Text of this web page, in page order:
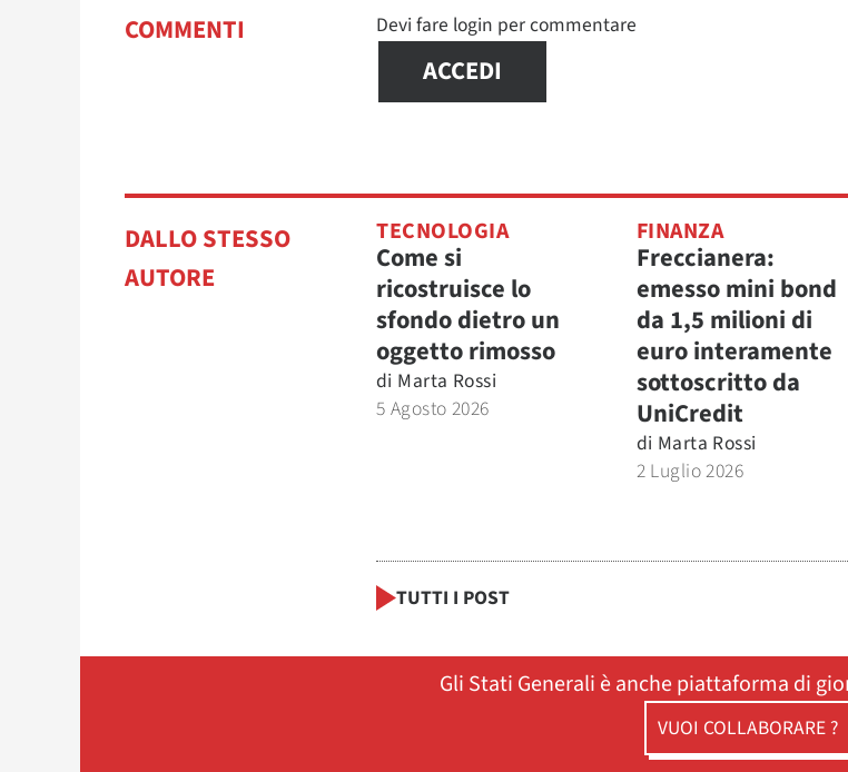
COMMENTI Devi fare login per commentare
ACCEDI
DALLO STESSO
AUTORE
TECNOLOGIA
Come si
ricostruisce lo
sfondo dietro un
oggetto rimosso
di Marta Rossi
5 Agosto 2026
FINANZA
Freccianera:
emesso mini bond
da 1,5 milioni di
euro interamente
sottoscritto da
UniCredit
di Marta Rossi
2 Luglio 2026
TUTTI I POST
Gli Stati Generali è anche piattaforma di
VUOI COLLABORARE ?